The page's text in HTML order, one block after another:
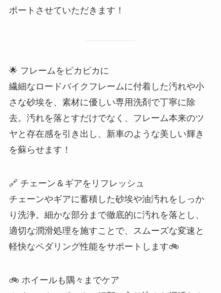
ポートさせていただきます！
🌟 フレームをピカピカに
繊細なロードバイクフレームに付着した汚れや小
さな砂埃を、素材に優しい専用洗剤で丁寧に除
去。汚れを落とすだけでなく、フレーム本来のツ
ヤと存在感を引き出し、新車のような美しい輝き
を蘇らせます！
🔗 チェーン＆ギアをリフレッシュ
チェーンやギアに蓄積した砂埃や油汚れをしっか
り洗浄。細かな部分まで徹底的に汚れを落とし、
適切な潤滑処理を施すことで、スムーズな変速と
軽快なペダリング性能をサポートします🚲️
🚲 ホイールも隅々までケア